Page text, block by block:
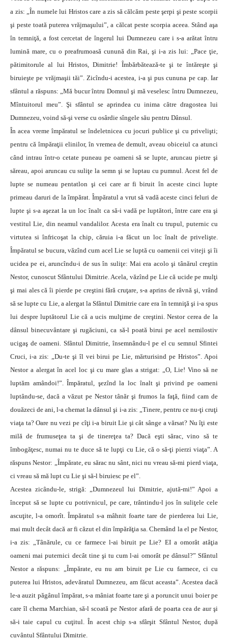
a zis: „În numele lui Hristos care a zis să călcăm peste şerpi şi peste scorpii
şi peste toată puterea vrăjmaşului”, a călcat peste scorpia aceea. Stând aşa
în temniţă, a fost cercetat de îngerul lui Dumnezeu care i s-a arătat întru
lumină mare, cu o preafrumoasă cunună din Rai, şi i-a zis lui: „Pace ţie,
pătimitorule al lui Hristos, Dimitrie! Îmbărbătează-te şi te întăreşte şi
biruieşte pe vrăjmaşii tăi”. Zicîndu-i acestea, i-a şi pus cununa pe cap. Iar
sfântul a răspuns: „Mă bucur întru Domnul şi mă veselesc întru Dumnezeu,
Mîntuitorul meu”. Şi sfântul se aprindea cu inima către dragostea lui
Dumnezeu, voind să-şi verse cu osârdie sîngele său pentru Dânsul.
În acea vreme împăratul se îndeletnicea cu jocuri publice şi cu privelişti;
pentru că împăraţii elinilor, în vremea de demult, aveau obiceiul ca atunci
când intrau într-o cetate puneau pe oameni să se lupte, aruncau pietre şi
săreau, apoi aruncau cu suliţe la semn şi se luptau cu pumnul. Acest fel de
lupte se numeau pentatlon şi cei care ar fi biruit în aceste cinci lupte
primeau daruri de la împărat. Împăratul a vrut să vadă aceste cinci feluri de
lupte şi s-a aşezat la un loc înalt ca să-i vadă pe luptători, între care era şi
vestitul Lie, din neamul vandalilor. Acesta era înalt cu trupul, puternic cu
virtutea si înfricoşat la chip, căruia i-a făcut un loc înalt de privelişte.
Împăratul se bucura, văzînd cum acel Lie se luptă cu oamenii cei viteji şi îi
ucidea pe ei, aruncîndu-i de sus în suliţe: Mai era acolo şi tânărul creştin
Nestor, cunoscut Sfântului Dimitrie. Acela, văzînd pe Lie că ucide pe mulţi
şi mai ales că îi pierde pe creştini fără cruţare, s-a aprins de râvnă şi, vrând
să se lupte cu Lie, a alergat la Sfântul Dimitrie care era în temniţă şi i-a spus
lui despre luptătorul Lie că a ucis mulţime de creştini. Nestor cerea de la
dânsul binecuvântare şi rugăciuni, ca să-l poată birui pe acel nemilostiv
ucigaş de oameni. Sfântul Dimitrie, însemnându-l pe el cu semnul Sfintei
Cruci, i-a zis: „Du-te şi îl vei birui pe Lie, mărturisind pe Hristos”. Apoi
Nestor a alergat în acel loc şi cu mare glas a strigat: „O, Lie! Vino să ne
luptăm amândoi!”. Împăratul, şezînd la loc înalt şi privind pe oameni
luptându-se, dacă a văzut pe Nestor tânăr şi frumos la faţă, fiind cam de
douăzeci de ani, l-a chemat la dânsul şi i-a zis: „Tinere, pentru ce nu-ţi cruţi
viaţa ta? Oare nu vezi pe cîţi i-a biruit Lie şi cât sânge a vărsat? Nu îţi este
milă de frumuseţea ta şi de tinereţea ta? Dacă eşti sărac, vino să te
îmbogăţesc, numai nu te duce să te lupţi cu Lie, că o să-ţi pierzi viaţa”. A
răspuns Nestor: „Împărate, eu sărac nu sânt, nici nu vreau să-mi pierd viaţa,
ci vreau să mă lupt cu Lie şi să-l biruiesc pe el”.
Acestea zicându-le, strigă: „Dumnezeul lui Dimitrie, ajută-mi!” Apoi a
început să se lupte cu potrivnicul, pe care, trântindu-l jos în suliţele cele
ascuţite, l-a omorît. Împăratul s-a mâhnit foarte tare de pierderea lui Lie,
mai mult decât dacă ar fi căzut el din împărăţia sa. Chemând la el pe Nestor,
i-a zis: „Tânărule, cu ce farmece l-ai biruit pe Lie? EI a omorât atâţia
oameni mai puternici decât tine şi tu cum l-ai omorât pe dânsul?” Sfântul
Nestor a răspuns: „Împărate, eu nu am biruit pe Lie cu farmece, ci cu
puterea lui Hristos, adevăratul Dumnezeu, am făcut aceasta”. Acestea dacă
le-a auzit păgânul împărat, s-a mâniat foarte tare şi a poruncit unui boier pe
care îl chema Marchian, să-l scoată pe Nestor afară de poarta cea de aur şi
să-i taie capul cu cuţitul. În acest chip s-a sfârşit Sfântul Nestor, după
cuvântul Sfântului Dimitrie.